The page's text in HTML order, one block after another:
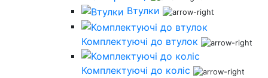
Втулки
Комплектуючі до втулок
Комплектуючі до коліс